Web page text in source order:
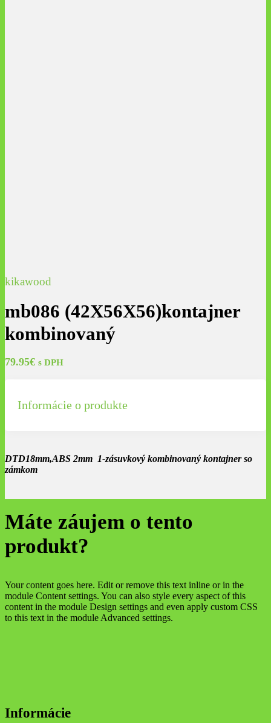
kikawood
mb086 (42X56X56)kontajner
kombinovaný
79.95€ s DPH
Informácie o produkte
DTD18mm,ABS 2mm 1-zásuvkový kombinovaný kontajner so
zámkom
Máte záujem o tento
produkt?
Your content goes here. Edit or remove this text inline or in the
module Content settings. You can also style every aspect of this
content in the module Design settings and even apply custom CSS
to this text in the module Advanced settings.
Informácie